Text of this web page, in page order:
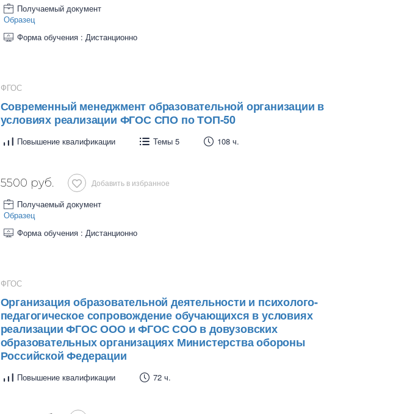
Получаемый документ
Образец
Форма обучения : Дистанционно
ФГОС
Современный менеджмент образовательной организации в
условиях реализации ФГОС СПО по ТОП-50
Повышение квалификации Темы 5 108 ч.
Добавить в избранное
5500 руб.
Получаемый документ
Образец
Форма обучения : Дистанционно
ФГОС
Организация образовательной деятельности и психолого-
педагогическое сопровождение обучающихся в условиях
реализации ФГОС ООО и ФГОС СОО в довузовских
образовательных организациях Министерства обороны
Российской Федерации
Повышение квалификации 72 ч.